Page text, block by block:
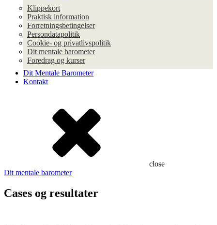
Klippekort
Praktisk information
Forretningsbetingelser
Persondatapolitik
Cookie- og privatlivspolitik
Dit mentale barometer
Foredrag og kurser
Dit Mentale Barometer
Kontakt
close
Dit mentale barometer
Cases og resultater